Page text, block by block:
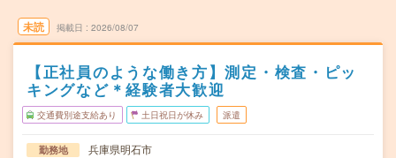
未読 掲載日 2026/08/07
【正社員のような働き方】測定・検査・ピッ
キングなど＊経験者大歓迎
交通費別途支給あり 土日祝日が休み 派遣
勤務地
兵庫県明石市